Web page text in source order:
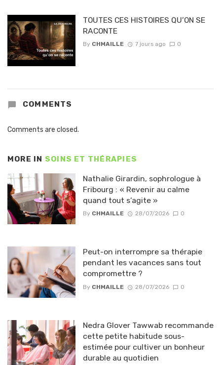
TOUTES CES HISTOIRES QU’ON SE
RACONTE
By CHMAILLE 7 jours ago 0
COMMENTS
Comments are closed.
MORE IN SOINS ET THÉRAPIES
Nathalie Girardin, sophrologue à
Fribourg : « Revenir au calme
quand tout s’agite »
By CHMAILLE 28/07/2026 0
Peut-on interrompre sa thérapie
pendant les vacances sans tout
compromettre ?
By CHMAILLE 28/07/2026 0
Nedra Glover Tawwab recommande
cette petite habitude sous-
estimée pour cultiver un bonheur
durable au quotidien